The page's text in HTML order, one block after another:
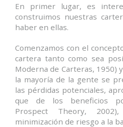
En primer lugar, es
construimos nuestras
haber en ellas.
Comenzamos con el
cartera tanto como sea
Moderna de Carteras, 1950)
la mayoría de la gente se
las pérdidas potenciales,
que de los beneficios
Prospect Theory,
minimización de riesgo a la